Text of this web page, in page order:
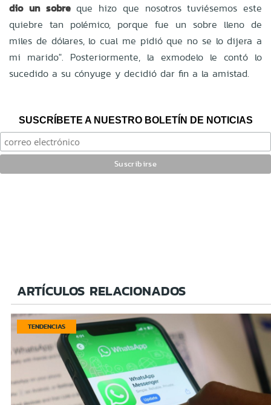
dio un sobreque hizo que nosotros tuviésemos este
quiebre tan polémico, porque fue un sobre lleno de
miles de dólares, lo cual me pidió que no se lo dijera a
mi marido". Posteriormente, la exmodelo le contó lo
sucedido a su cónyuge y decidió dar fin a la amistad.
SUSCRÍBETE A NUESTRO BOLETÍN DE NOTICIAS
ARTÍCULOS RELACIONADOS
TENDENCIAS